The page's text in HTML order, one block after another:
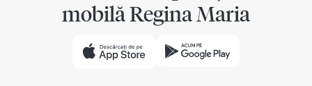
mobilă Regina Maria